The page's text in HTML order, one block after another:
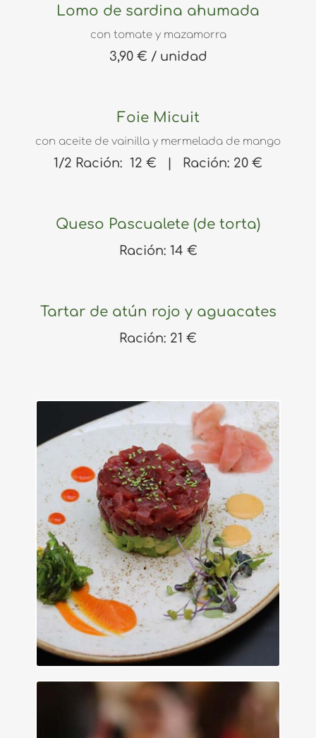
Lomo de sardina ahumada
con tomate y mazamorra
3,90 € / unidad
Foie Micuit
con aceite de vainilla y mermelada de mango
1/2 Ración: 12 € | Ración: 20 €
Queso Pascualete (de torta)
Ración: 14 €
Tartar de atún rojo y aguacates
Ración: 21 €